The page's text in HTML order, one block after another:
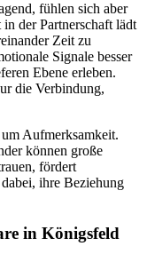
fühlen sich aber
der Partnerschaft lädt
Zeit zu
Signale besser
Ebene erleben.
die Verbindung,
Aufmerksamkeit.
können große
fördert
ihre Beziehung
in Königsfeld